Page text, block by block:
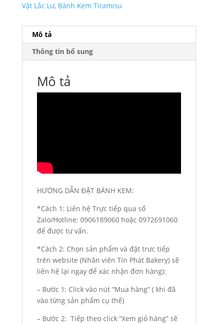
Vật Lắc Lư, Bánh Kem Tiramisu
Mô tả
Thông tin bổ sung
Mô tả
HƯỚNG DẪN ĐẶT BÁNH KEM:
*Cách 1: Liên hệ Trực tiếp qua số
Zalo/Hotline: 0906189060 hoặc 0972691060
để được tư vấn.
*Cách 2: Chọn sản phẩm và đặt trưc tiếp
trên website (Nhân viên Tín Phát Bakery) sẽ
liên hệ lại ngay để xác nhận đơn hàng):
– Bước 1: Click vào nút “Mua hàng” ( khi đã
vào từng sản phẩm cụ thể)
– Bước 2: Tiếp theo click “Xem giỏ hàng” sẽ